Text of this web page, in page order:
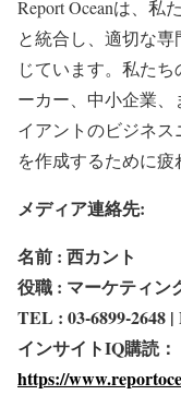
Report Oceanは、
と統合し、適切な
じています。私た
ーカー、中小企業
イアントのビジネ
を作成するために疲
メディア連絡先:
名前 : 西カント
役職 : マーケティン
TEL : 03-6899-2648 |
インサイトIQ購読：
https://